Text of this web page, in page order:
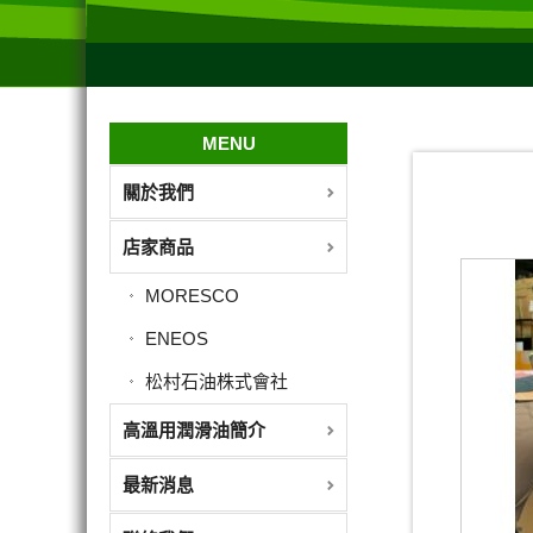
MENU
關於我們
店家商品
MORESCO
ENEOS
松村石油株式會社
高溫用潤滑油簡介
最新消息